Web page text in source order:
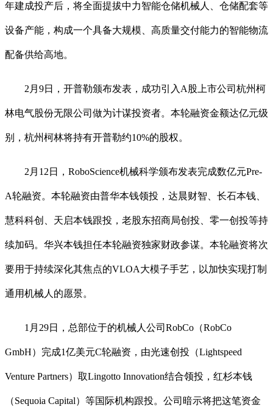
年建成投产后，将全面提拔中力智能仓储机械人、仓储配套等
设备产能，构成一个具备大规模、高质量交付能力的智能物流
配备供给高地。
2月9日，开普勒颁布发表，成功引入A股上市公司杭州柯
林电气股份无限公司做为计谋投资者。本轮融资金额达亿元级
别，杭州柯林将持有开普勒约10%的股权。
2月12日，RoboScience机械科学颁布发表完成数亿元Pre-
A轮融资。本轮融资由普华本钱领投，达晨财智、长石本钱、
慧科科创、天启本钱跟投，老股东招商局创投、零一创投等持
续加码。华兴本钱担任本轮融资独家财政参谋。本轮融资将次
要用于持续深化其焦点的VLOA大模子手艺，以加快实现打制
通用机械人的愿景。
1月29日，总部位于的机械人公司RobCo（RobCo
GmbH）完成1亿美元C轮融资，由光速创投（Lightspeed
Venture Partners）取Lingotto Innovation结合领投，红杉本钱
（Sequoia Capital）等国际机构跟投。公司暗示将把这笔资金